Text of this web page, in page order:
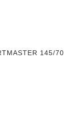
145/70